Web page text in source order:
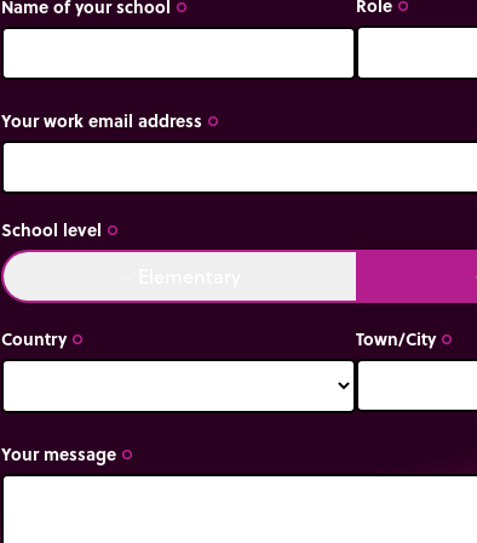
Name of your school trip_origin trip_origin
Your work email address trip_origin
School level trip_origin
Country trip_origin Town/City trip_origin
Your message trip_origin